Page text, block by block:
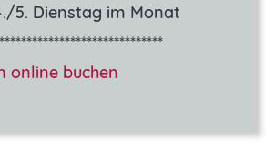
5. Dienstag im Monat
online buchen